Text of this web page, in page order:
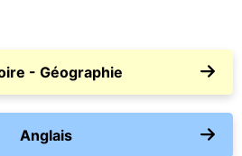
- Géographie
Anglais